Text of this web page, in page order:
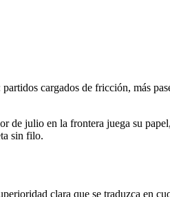
cargados de fricción, más
de julio en la frontera juega su
sin filo.
clara que se traduzca en